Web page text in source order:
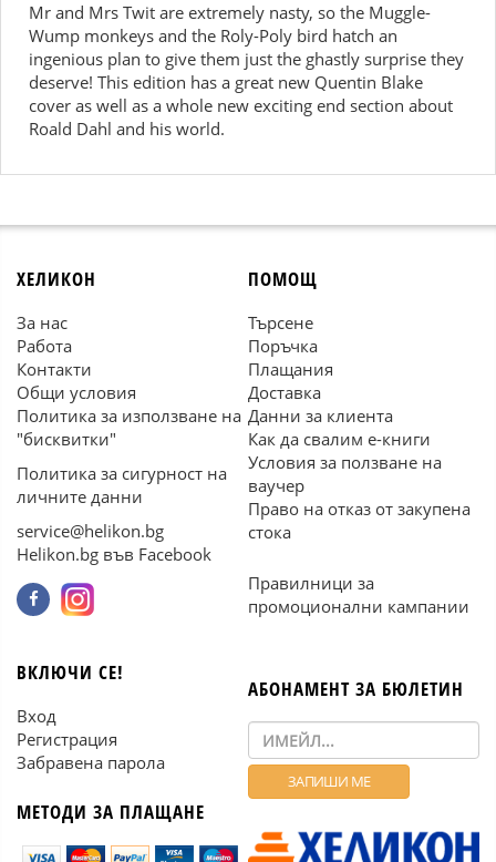
Mr and Mrs Twit are extremely nasty, so the Muggle-
Wump monkeys and the Roly-Poly bird hatch an
ingenious plan to give them just the ghastly surprise they
deserve! This edition has a great new Quentin Blake
cover as well as a whole new exciting end section about
Roald Dahl and his world.
ХЕЛИКОН
За нас
Работа
Контакти
Общи условия
Политика за използване на
"бисквитки"
Политика за сигурност на
личните данни
service@helikon.bg
Helikon.bg във Facebook
ПОМОЩ
Търсене
Поръчка
Плащания
Доставка
Данни за клиента
Как да свалим е-книги
Условия за ползване на
ваучер
Право на отказ от закупена
стока
Правилници за
промоционални кампании
ВКЛЮЧИ СЕ!
Вход
Регистрация
Забравена парола
МЕТОДИ ЗА ПЛАЩАНЕ
АБОНАМЕНТ ЗА БЮЛЕТИН